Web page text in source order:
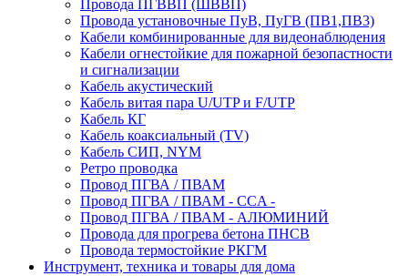
Провода ПГВВП (ШВВП)
Провода установочные ПуВ, ПуГВ (ПВ1,ПВ3)
Кабели комбинированные для видеонаблюдения
Кабели огнестойкие для пожарной безопастности
и сигнализации
Кабель акустический
Кабель витая пара U/UTP и F/UTP
Кабель КГ
Кабель коаксиальный (TV)
Кабель СИП, NYM
Ретро проводка
Провод ПГВА / ПВАМ
Провод ПГВА / ПВАМ - CCA -
Провод ПГВА / ПВАМ - АЛЮМИНИЙ
Провода для прогрева бетона ПНСВ
Провода термостойкие РКГМ
Инструмент, техника и товары для дома